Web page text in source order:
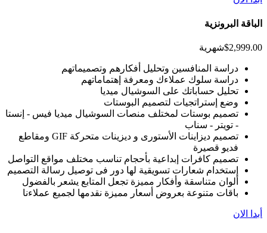
الباقة البرونزية
$2,999.00شهرية
دراسة المنافسين وتحليل أفكارهم وتصميماتهم
دراسة سلوك عملاءك ومعرفة إهتماماتهم
تحليل حساباتك على السوشيال ميديا
وضع إستراتجيات لتصميم البوستات
تصميم بوستات لمختلف منصات السوشيال ميديا فيس - إنستا
- تويتر - سناب
تصميم ديزاينات الأستورى و ديزينات متحركة GIF ومقاطع
فديو قصيرة
تصميم كافرات إبداعية بأحجام تناسب مختلف مواقع التواصل
إستخدام شعارات تسويقية لها دور فى توصيل رسالة التصميم
ألوان متناسقة وأفكار مميزة تجعل المتابع يشعر بالفضول
باقات متنوعة بعروض أسعار مميزة نقدمها لجميع عملاءنا
أبدا الان